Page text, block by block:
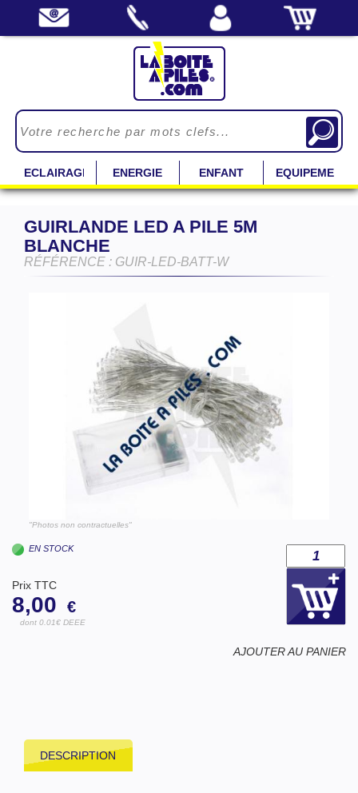
ECLAIRAGE ENERGIE ENFANT EQUIPEMENT
GUIRLANDE LED A PILE 5M
BLANCHE
RÉFÉRENCE : GUIR-LED-BATT-W
"Photos non contractuelles"
EN STOCK
Prix TTC
8,00 €
dont 0.01€ DEEE
AJOUTER AU PANIER
DESCRIPTION